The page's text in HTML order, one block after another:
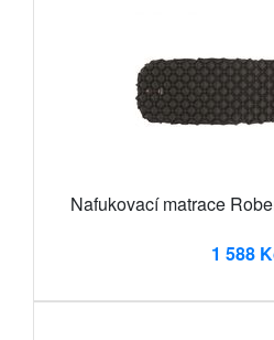
Nafukovací matrace
1 588